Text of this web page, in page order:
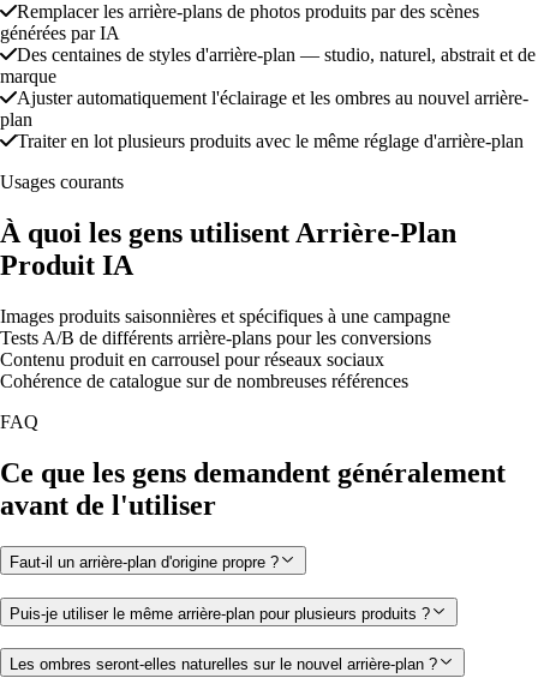
Remplacer les arrière-plans de photos produits par des scènes
générées par IA
Des centaines de styles d'arrière-plan — studio, naturel, abstrait et de
marque
Ajuster automatiquement l'éclairage et les ombres au nouvel arrière-
plan
Traiter en lot plusieurs produits avec le même réglage d'arrière-plan
Usages courants
À quoi les gens utilisent Arrière-Plan
Produit IA
Images produits saisonnières et spécifiques à une campagne
Tests A/B de différents arrière-plans pour les conversions
Contenu produit en carrousel pour réseaux sociaux
Cohérence de catalogue sur de nombreuses références
FAQ
Ce que les gens demandent généralement
avant de l'utiliser
Faut-il un arrière-plan d'origine propre ?
Puis-je utiliser le même arrière-plan pour plusieurs produits ?
Les ombres seront-elles naturelles sur le nouvel arrière-plan ?